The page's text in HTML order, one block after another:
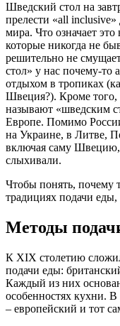
Шведский стол на
прелести «all inclusive»
мира. Что означает
которые никогда не
решительно не
стол» у нас почему-то
отдыхом в тропиках
Швеция?). Кроме
называют «шведским
Европе. Помимо
на Украине, в Литве,
включая саму Швецию,
слыхивали.
Чтобы понять, почему
традициях подачи
Методы
К XIX столетию
подачи еды:
Каждый из них
особенностях кухни.
– европейский и тот